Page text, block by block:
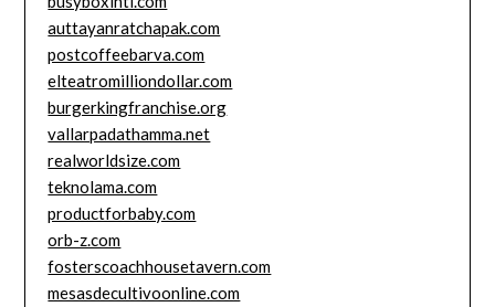
auttayanratchapak.com
postcoffeebarva.com
elteatromilliondollar.com
burgerkingfranchise.org
vallarpadathamma.net
realworldsize.com
teknolama.com
productforbaby.com
orb-z.com
fosterscoachhousetavern.com
mesasdecultivoonline.com